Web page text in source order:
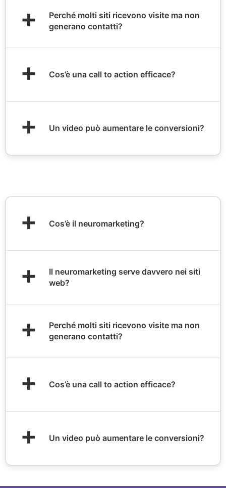
+
Perché molti siti ricevono visite ma non
generano contatti?
+ Cos’è una call to action efficace?
+ Un video può aumentare le conversioni?
+ Cos’è il neuromarketing?
+
Il neuromarketing serve davvero nei siti
web?
+
Perché molti siti ricevono visite ma non
generano contatti?
+ Cos’è una call to action efficace?
+ Un video può aumentare le conversioni?